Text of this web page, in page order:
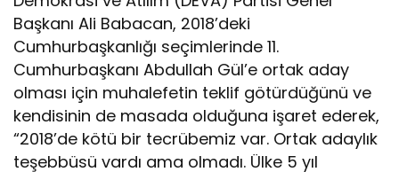
Başkanı Ali Babacan, 2018’deki
Cumhurbaşkanlığı seçimlerinde 11.
Cumhurbaşkanı Abdullah Gül’e ortak aday
olması için muhalefetin teklif götürdüğünü ve
kendisinin de masada olduğuna işaret ederek,
“2018’de kötü bir tecrübemiz var. Ortak adaylık
teşebbüsü vardı ama olmadı. Ülke 5 yıl